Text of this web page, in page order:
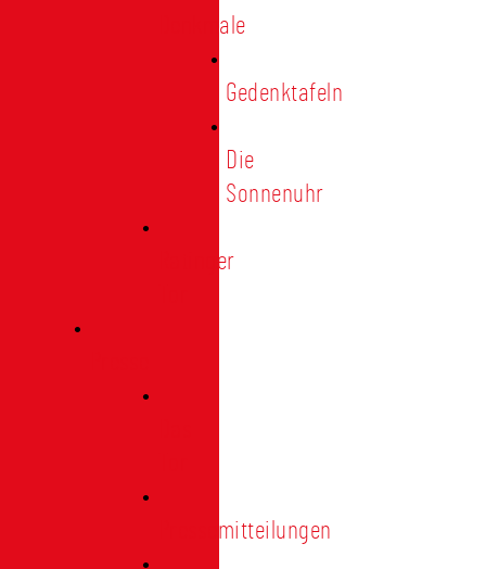
Denkmale
Gedenktafeln
Die
Sonnenuhr
Ratinger
Pressemitteilungen